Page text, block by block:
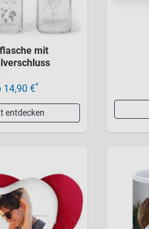
mit
14,90 €*
entdecken